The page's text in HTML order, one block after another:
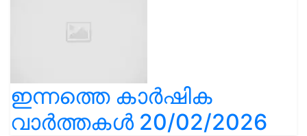
ഇന്നത്തെ കാർഷിക
വാർത്തകൾ 20/02/2026